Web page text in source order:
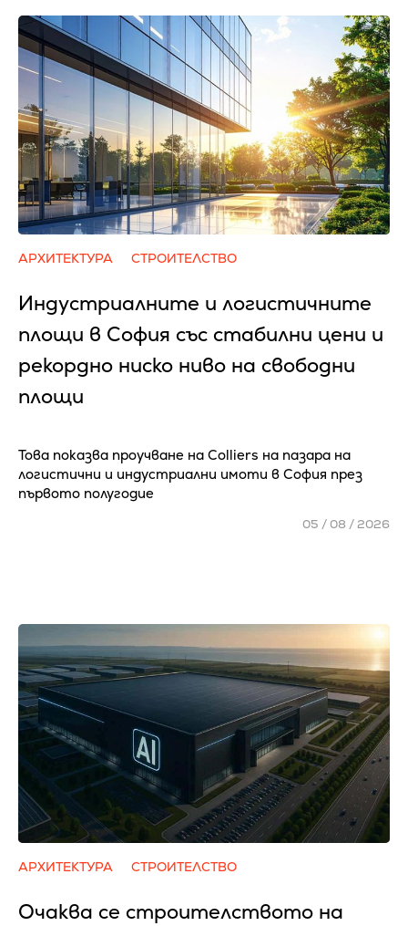
АРХИТЕКТУРА СТРОИТЕЛСТВО
Индустриалните и логистичните
площи в София със стабилни цени и
рекордно ниско ниво на свободни
площи
Това показва проучване на Colliers на пазара на
логистични и индустриални имоти в София през
първото полугодие
05 / 08 / 2026
АРХИТЕКТУРА СТРОИТЕЛСТВО
Очаква се cтpoитeлcтвoтo нa